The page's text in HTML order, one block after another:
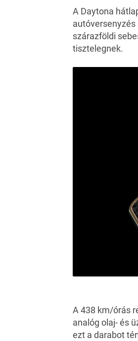
A Daytona
autóversenyzés
szárazföldi
tisztelegnek.
A 438 km/órás
analóg olaj- és
ezt a darabot